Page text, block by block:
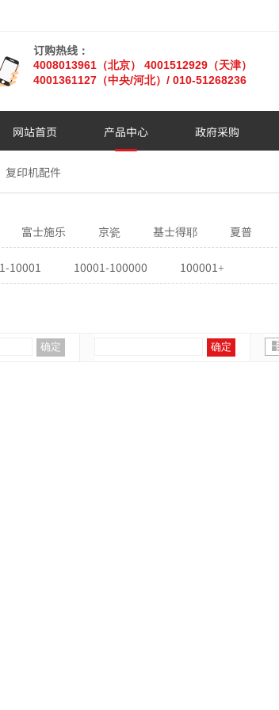
订购热线：
4008013961（北京） 4001512929（天津）
4001361127 （中央/河北） / 010-51268236
网站首页 产品中心 政府采购
复印机配件
富士施乐 京瓷 基士得耶 夏普
10001 10001-100000 100001+
确定 确定